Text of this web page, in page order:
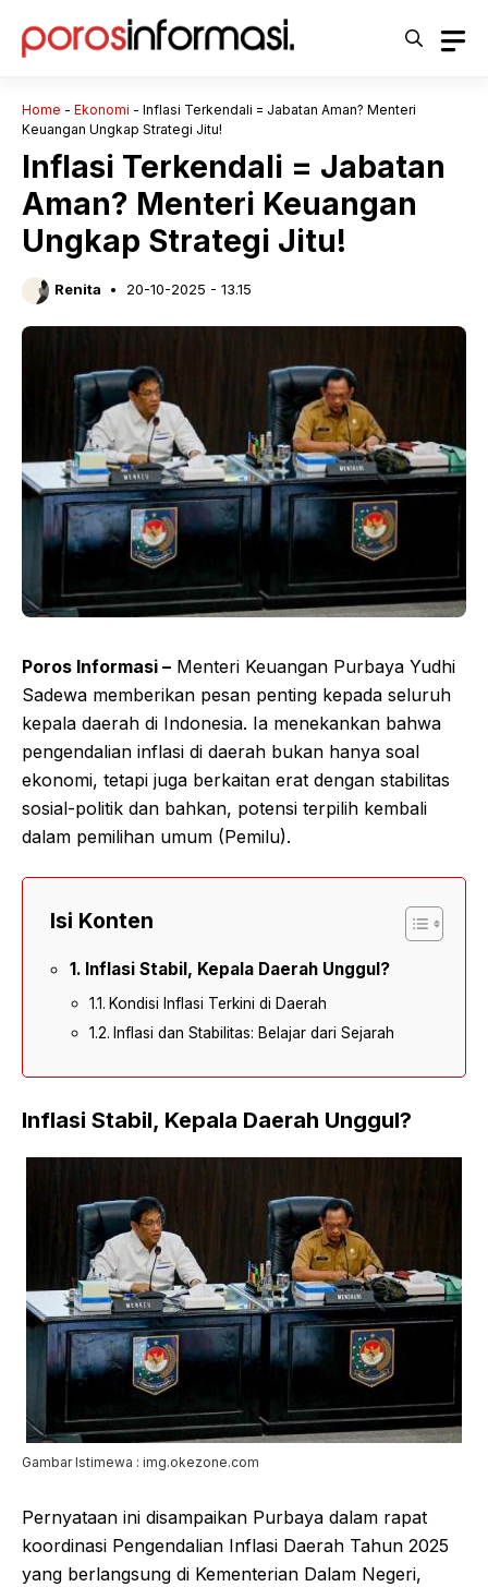
Home - Ekonomi - Inflasi Terkendali = Jabatan Aman? Menteri
Keuangan Ungkap Strategi Jitu!
Inflasi Terkendali = Jabatan
Aman? Menteri Keuangan
Ungkap Strategi Jitu!
Renita 20-10-2025 - 13.15
Poros Informasi – Menteri Keuangan Purbaya Yudhi
Sadewa memberikan pesan penting kepada seluruh
kepala daerah di Indonesia. Ia menekankan bahwa
pengendalian inflasi di daerah bukan hanya soal
ekonomi, tetapi juga berkaitan erat dengan stabilitas
sosial-politik dan bahkan, potensi terpilih kembali
dalam pemilihan umum (Pemilu).
Isi Konten
Inflasi Stabil, Kepala Daerah Unggul?
Kondisi Inflasi Terkini di Daerah
Inflasi dan Stabilitas: Belajar dari Sejarah
Inflasi Stabil, Kepala Daerah Unggul?
Gambar Istimewa : img.okezone.com
Pernyataan ini disampaikan Purbaya dalam rapat
koordinasi Pengendalian Inflasi Daerah Tahun 2025
yang berlangsung di Kementerian Dalam Negeri,